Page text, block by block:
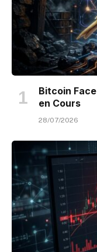
Bitcoin
en Cours
28/07/2026